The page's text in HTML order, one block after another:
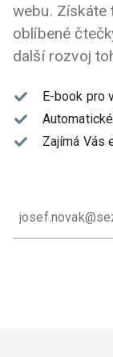
webu. Získáte
oblíbené
další rozvoj
E-book pro
Zajímá Vás